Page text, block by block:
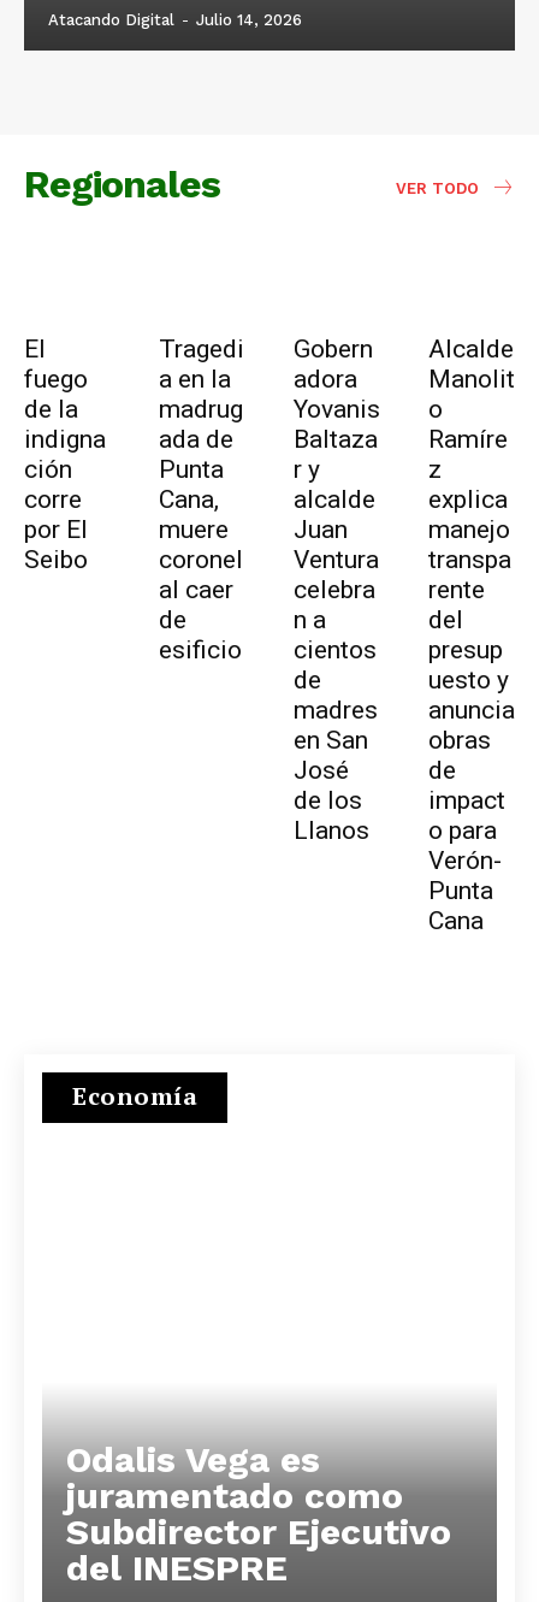
Atacando Digital - Julio 14, 2026
Regionales VER TODO
El
fuego
de la
indigna
ción
corre
por El
Seibo
Tragedi
a en la
madrug
ada de
Punta
Cana,
muere
coronel
al caer
de
esificio
Gobern
adora
Yovanis
Baltaza
r y
alcalde
Juan
Ventura
celebra
n a
cientos
de
madres
en San
José
de los
Llanos
Alcalde
Manolit
o
Ramíre
z
explica
manejo
transpa
rente
del
presup
uesto y
anuncia
obras
de
impact
o para
Verón-
Punta
Cana
Economía
Odalis Vega es
juramentado como
Subdirector Ejecutivo
del INESPRE